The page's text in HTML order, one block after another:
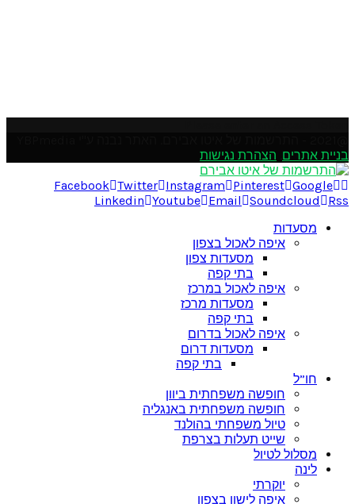
בניית אתרים הצהרת נגישות
Facebook Twitter Instagram Pinterest Google
Linkedin Youtube Email Soundcloud
Rss
מסעדות
איפה לאכול בצפון
מסעדות צפון
בתי קפה
איפה לאכול במרכז
מסעדות מרכז
בתי קפה
איפה לאכול בדרום
מסעדות דרום
בתי קפה
חו”ל
חופשה משפחתית ביוון
חופשה משפחתית באנגליה
טיול משפחתי בהולנד
שייט תעלות בצרפת
מסלול לטיול
לינה
יוקרתי
איפה לישון בצפון